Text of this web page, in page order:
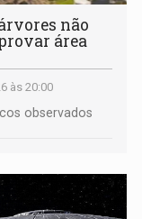
não
área
às 20:00
observados